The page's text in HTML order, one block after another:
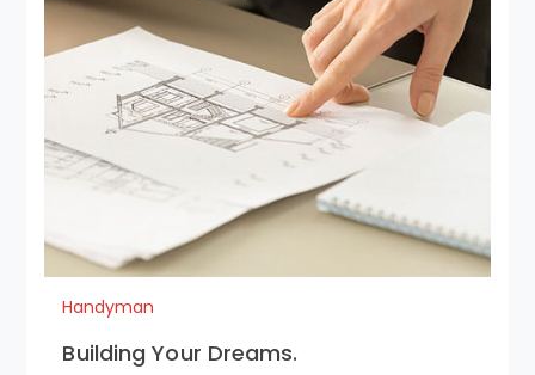
Handyman
Building Your Dreams.